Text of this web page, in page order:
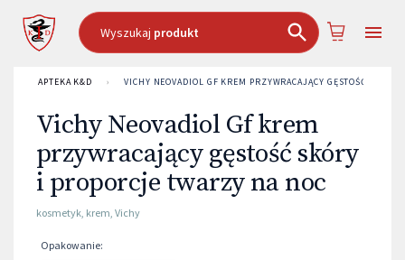
Wyszukaj produkt
APTEKA K&D › VICHY NEOVADIOL GF KREM PRZYWRACAJĄCY GĘSTOŚĆ
Vichy Neovadiol Gf krem
przywracający gęstość skóry
i proporcje twarzy na noc
kosmetyk, krem, Vichy
Opakowanie: